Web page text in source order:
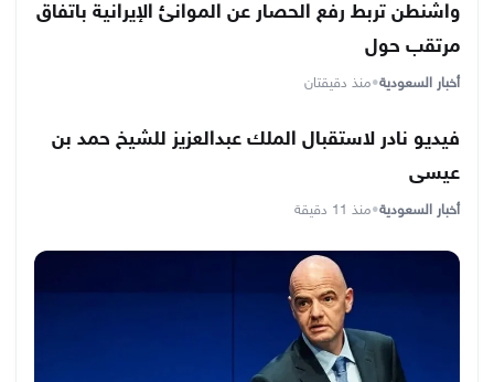
واشنطن تربط رفع الحصار عن الموانئ الإيرانية باتفاق
مرتقب حول
أخبار السعودية•منذ دقيقتان
فيديو نادر لاستقبال الملك عبدالعزيز للشيخ حمد بن
عيسى
أخبار السعودية•منذ 11 دقيقة